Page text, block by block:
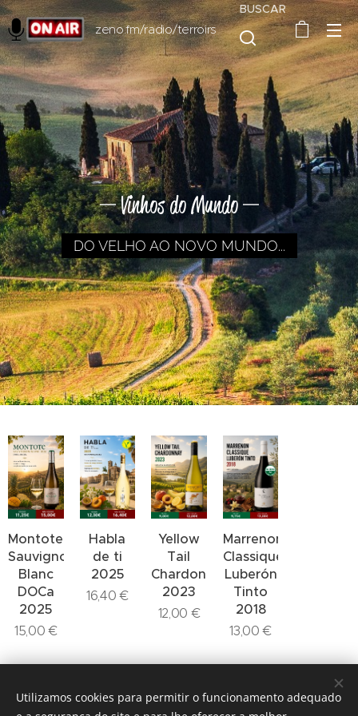
zeno.fm/radio/terroirs
BUSCAR
Vinhos do Mundo
DO VELHO AO NOVO MUNDO...
Montote
Sauvignon
Blanc
DOCa
2025
15,00 €
Habla
de ti
2025
16,40 €
Yellow
Tail
Chardonnay
2023
12,00 €
Marrenon
Classique
Luberón
Tinto
2018
13,00 €
Utilizamos cookies para permitir o funcionamento adequado